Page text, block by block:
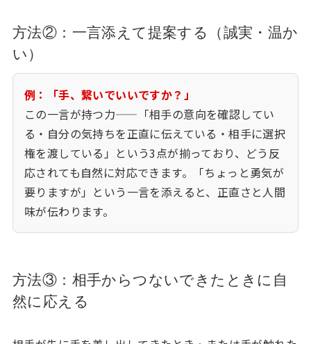
方法②：一言添えて提案する（誠実・温か
い）
例：「手、繋いでいいですか？」
この一言が持つ力——「相手の意向を確認してい
る・自分の気持ちを正直に伝えている・相手に選択
権を渡している」という3点が揃っており、どう反
応されても自然に対応できます。「ちょっと勇気が
要りますが」という一言を添えると、正直さと人間
味が伝わります。
方法③：相手からつないできたときに自
然に応える